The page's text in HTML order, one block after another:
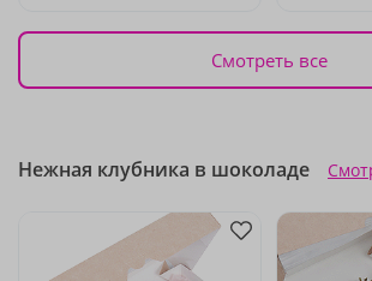
Смотреть все
Нежная клубника в шоколаде